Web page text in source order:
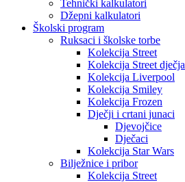
Tehnički kalkulatori
Džepni kalkulatori
Školski program
Ruksaci i školske torbe
Kolekcija Street
Kolekcija Street dječja
Kolekcija Liverpool
Kolekcija Smiley
Kolekcija Frozen
Dječji i crtani junaci
Djevojčice
Dječaci
Kolekcija Star Wars
Bilježnice i pribor
Kolekcija Street